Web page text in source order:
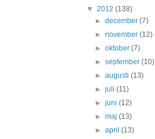
▼ 2012 (138)
►december(7)
►november(12)
►oktober(7)
►september(10)
►augusti(13)
►juli(11)
►juni(12)
►maj(13)
►april(13)